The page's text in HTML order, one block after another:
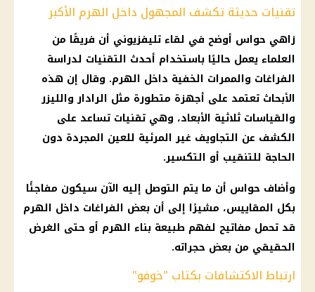
تقنيات حديثة تكشف المجهول داخل الهرم الأكبر
زاهي حواس أوضح في لقاء تليفزيوني أن فريقًا من
العلماء يعمل حاليًا باستخدام أحدث التقنيات لدراسة
الفراغات والممرات الخفية داخل الهرم. وقال إن هذه
الأبحاث تعتمد على أجهزة متطورة مثل الرادار والليزر
والقياسات ثلاثية الأبعاد، وهي تقنيات تساعد على
الكشف عن التجاويف غير المرئية للعين المجردة دون
الحاجة للتنقيب أو التكسير.
وأضاف حواس أن ما يتم التوصل إليه الآن سيكون مفاجئًا
بكل المقاييس، مشيرًا إلى أن بعض الفراغات داخل الهرم
قد تحمل مفاتيح لفهم طبيعة بناء الهرم أو حتى الغرض
الحقيقي من بعض حجراته.
ارتباط الاكتشافات بكتاب "خوفو"